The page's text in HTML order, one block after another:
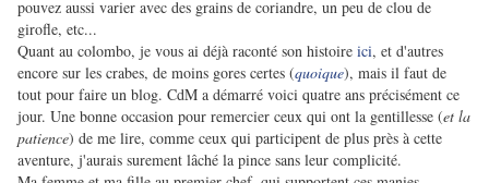
pouvez aussi varier avec des grains de coriandre, un peu de clou de
girofle, etc...
Quant au colombo, je vous ai déjà raconté son histoire ici, et d'autres
encore sur les crabes, de moins gores certes (quoique), mais il faut de
tout pour faire un blog. CdM a démarré voici quatre ans précisément ce
jour. Une bonne occasion pour remercier ceux qui ont la gentillesse (et la
patience) de me lire, comme ceux qui participent de plus près à cette
aventure, j'aurais surement lâché la pince sans leur complicité.